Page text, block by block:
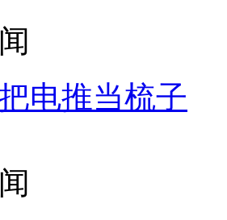
电推当梳子